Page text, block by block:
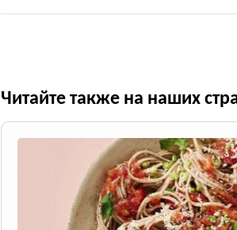
Читайте также на наших